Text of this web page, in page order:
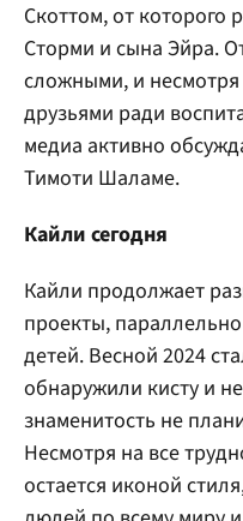
Скоттом, от которого
Сторми и сына Эйра.
сложными, и несмотря
друзьями ради
медиа активно
Тимоти Шаламе.
Кайли сегодня
Кайли продолжает
проекты,
детей. Весной 2024
обнаружили кисту и
знаменитость не
Несмотря на все
остается иконой